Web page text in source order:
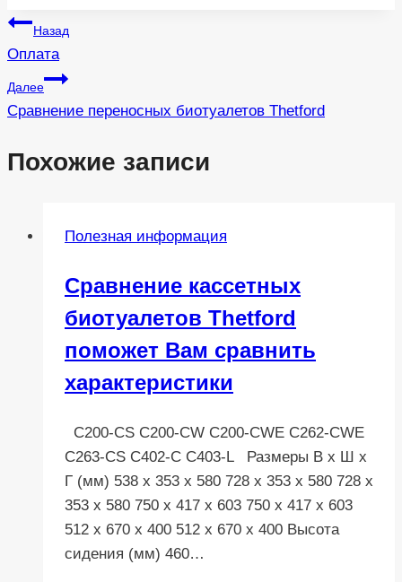
Навигация
по
записям
Назад
Оплата
Далее
Сравнение переносных биотуалетов Thetford
Похожие записи
Полезная информация
Сравнение кассетных
биотуалетов Thetford
поможет Вам сравнить
характеристики
C200-CS C200-CW C200-CWE C262-CWE
C263-CS C402-C C403-L Размеры В x Ш x
Г (мм) 538 x 353 x 580 728 x 353 x 580 728 x
353 x 580 750 x 417 x 603 750 x 417 x 603
512 x 670 x 400 512 x 670 x 400 Высота
сидения (мм) 460…